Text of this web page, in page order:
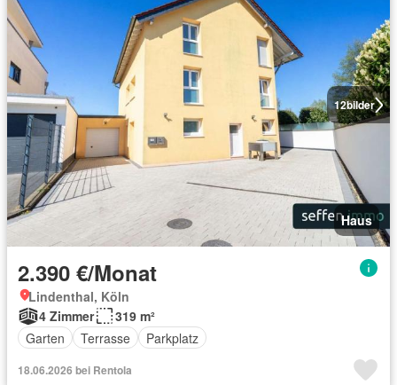
12bilder
Haus
2.390 €/Monat
Lindenthal, Köln
4 Zimmer
319 m²
Garten
Terrasse Parkplatz
18.06.2026 bei Rentola